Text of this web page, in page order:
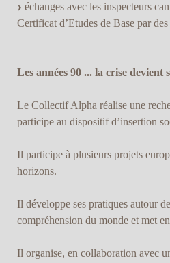
échanges avec les inspecteurs
Certificat d’Etudes de Base par des
Les années 90 ... la crise
Le Collectif Alpha réalise une
participe au dispositif d’insertion
Il participe à plusieurs projets
horizons.
Il développe ses pratiques autour
compréhension du monde et met
Il organise, en collaboration avec